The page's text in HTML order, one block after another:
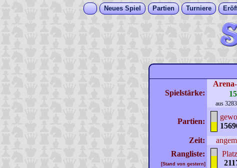
Neues Spiel Partien Turniere
Spielstärke:
aus
Partien:
Zeit:
Rangliste:
[Stand von gestern]